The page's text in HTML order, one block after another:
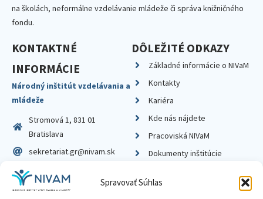
Spravovať Súhlas
na školách, neformálne vzdelávanie mládeže či správa knižničného
fondu.
KONTAKTNÉ
INFORMÁCIE
Národný inštitút vzdelávania a
mládeže
Stromová 1, 831 01
Bratislava
sekretariat.gr@nivam.sk
IČO: 00164348
DIČ: 2020798714
DÔLEŽITÉ ODKAZY
Základné informácie o NIVaM
Kontakty
Kariéra
Kde nás nájdete
Pracoviská NIVaM
Dokumenty inštitúcie